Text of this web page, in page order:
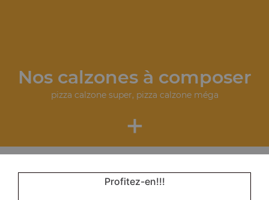
Nos calzones à composer
pizza calzone super, pizza calzone méga
+
Profitez-en!!!